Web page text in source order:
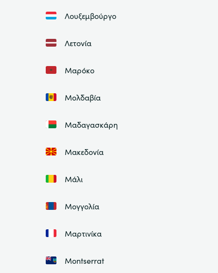
Λουξεμβούργο
Λετονία
Μαρόκο
Μολδαβία
Μαδαγασκάρη
Μακεδονία
Μάλι
Μογγολία
Μαρτινίκα
Montserrat